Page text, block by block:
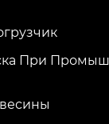
При